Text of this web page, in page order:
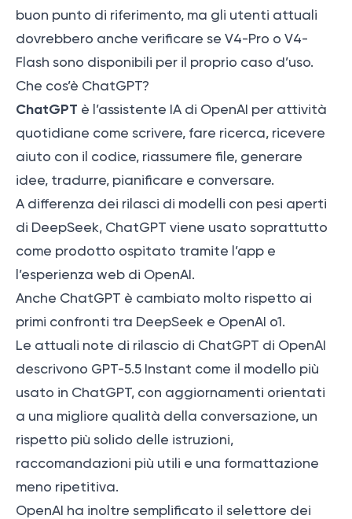
buon punto di riferimento, ma gli utenti attuali
dovrebbero anche verificare se V4-Pro o V4-
Flash sono disponibili per il proprio caso d’uso.
Che cos’è ChatGPT?
ChatGPT è l’assistente IA di OpenAI per attività
quotidiane come scrivere, fare ricerca, ricevere
aiuto con il codice, riassumere file, generare
idee, tradurre, pianificare e conversare.
A differenza dei rilasci di modelli con pesi aperti
di DeepSeek, ChatGPT viene usato soprattutto
come prodotto ospitato tramite l’app e
l’esperienza web di OpenAI.
Anche ChatGPT è cambiato molto rispetto ai
primi confronti tra DeepSeek e OpenAI o1.
Le attuali note di rilascio di ChatGPT di OpenAI
descrivono GPT-5.5 Instant come il modello più
usato in ChatGPT, con aggiornamenti orientati
a una migliore qualità della conversazione, un
rispetto più solido delle istruzioni,
raccomandazioni più utili e una formattazione
meno ripetitiva.
OpenAI ha inoltre semplificato il selettore dei